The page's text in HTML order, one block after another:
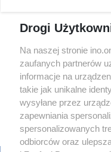
Drogi
Na naszej stronie
zaufanych partnerów
informacje na
takie jak unikalne
wysyłane przez
zapewniania
spersonalizowanych
odbiorców oraz